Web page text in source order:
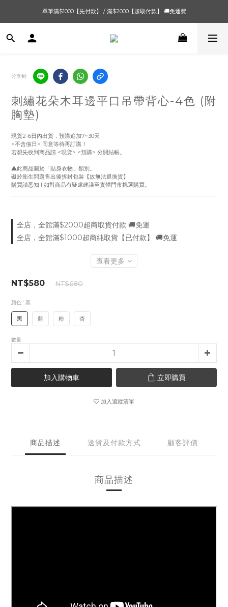
單筆滿$1000【先付款】 / 滿$2000【超取付款】 🚚免運費
單筆滿$1000【先付款】 / 滿$2000【超取付款】 🚚免運費
8/4 夏季最後新品💙20:00 IG直播價 【8/10收單】
分享到
刺繡花朵木耳邊平口吊帶背心-4色 (附
胸墊)
現貨2-6日內出貨．預購追加7~30天
<不含假日> 同意等待再訂購！
若想先收到商品請 <現貨> <預購> 分開結帳。
⚠️此商品屬於「貼身衣物」類別。
礙於衛生問題售出後拆封包裝【故無法退換貨】
購買請悉知 ! 如對商品有疑慮建議至實體門市挑選購買。
全店，全館滿$2000超商取貨付款 🚚免運
全店，全館滿$1000超商純取貨【已付款】 🚚免運
查看更多
NT$580 NT$680
顏色 : 黑
黑 藍 粉 杏
數量
加入購物車 立即購買
加入追蹤清單
商品描述 送貨及付款方式 顧客評價
商品描述